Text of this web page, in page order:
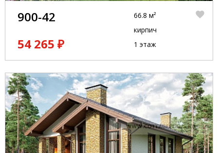
900-42
54 265 ₽
66.8 м²
кирпич
1 этаж